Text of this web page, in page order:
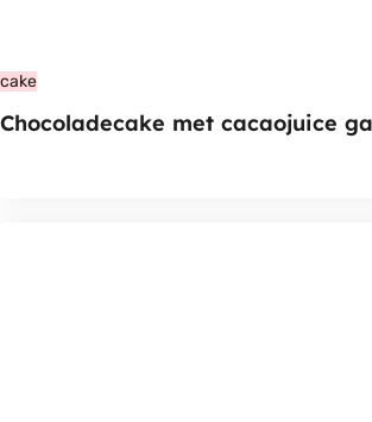
cake
Chocoladecake met cacaojuice